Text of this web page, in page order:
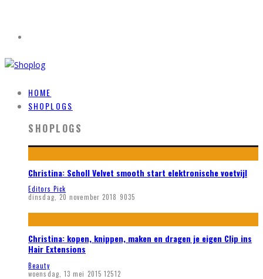
HOME
SHOPLOGS
SHOPLOGS
Christina: Scholl Velvet smooth start elektronische voetvijl
Editors Pick
dinsdag, 20 november 2018 9035
Christina: kopen, knippen, maken en dragen je eigen Clip ins
Hair Extensions
Beauty
woensdag, 13 mei 2015 12512